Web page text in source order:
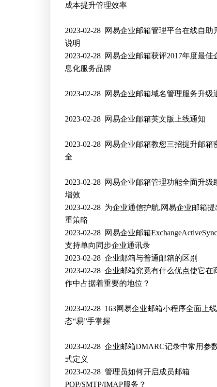
成本提升管理效率
2023-02-28 网易企业邮箱管理平台在线自助
说明
2023-02-28 网易企业邮箱获评2017年度最佳
息化服务品牌
2023-02-28 网易企业邮箱域名管理服务升级
2023-02-28 网易企业邮箱英文版上线通知
2023-02-28 网易企业邮箱教您三招提升邮箱
全
2023-02-28 网易企业邮箱管理功能全面升级
增效
2023-02-28 为企业通信护航,网易企业邮箱提
重策略
2023-02-28 网易企业邮箱
支持单向同步企业通讯录
2023-02-28企业邮箱与普通邮箱的区别
2023-02-28企业邮箱究竟有什么优点使它在
作中占据着重要的地位？
2023-02-28 163网易企业邮箱小程序全面上
态“易”手掌握
2023-02-28企业邮箱DMARC记录中常用参
式定义
2023-02-28管理员如何开启成员邮箱
POP/SMTP/IMAP服务？